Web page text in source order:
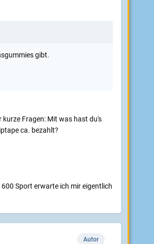
gibt.
Fragen: Mit was hast du's
ca. bezahlt?
Sport erwarte ich mir eigentlich
Autor